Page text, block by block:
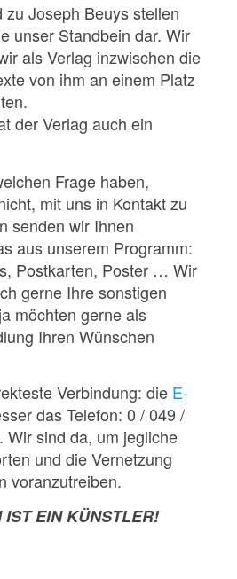
zu Joseph Beuys stellen
unser Standbein dar. Wir
als Verlag inzwischen die
von ihm an einem Platz
der Verlag auch ein
Frage haben,
mit uns in Kontakt zu
senden wir Ihnen
aus unserem Programm:
Postkarten, Poster … Wir
gerne Ihre sonstigen
möchten gerne als
Ihren Wünschen
Verbindung: die E-
das Telefon: 0 / 049 /
Wir sind da, um jegliche
und die Vernetzung
voranzutreiben.
EIN KÜNSTLER!